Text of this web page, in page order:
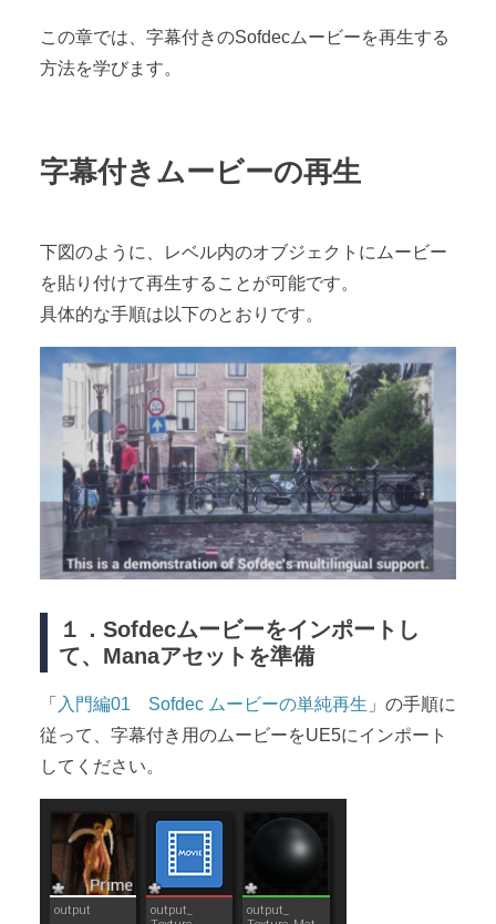
この章では、字幕付きのSofdecムービーを再生する
方法を学びます。
字幕付きムービーの再生
下図のように、レベル内のオブジェクトにムービー
を貼り付けて再生することが可能です。
具体的な手順は以下のとおりです。
１．Sofdecムービーをインポートし
て、Manaアセットを準備
「 入門編01 Sofdec ムービーの単純再生 」の手順に
従って、字幕付き用のムービーをUE5にインポート
してください。